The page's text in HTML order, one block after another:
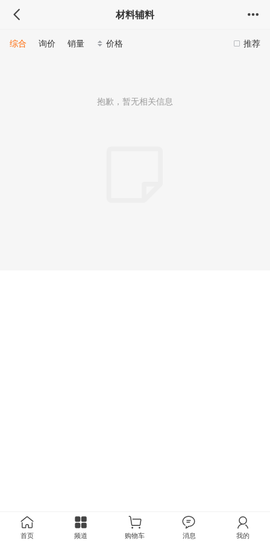
材料辅料
推荐
综合 询价 销量 价格
抱歉，暂无相关信息
首页 频道 购物车 消息 我的